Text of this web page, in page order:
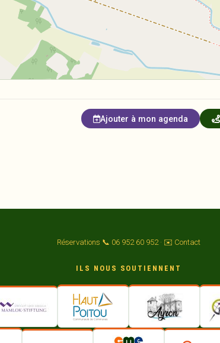
Ajouter à mon agenda
Réservations 📞 06 952 60 952 · ✉️ Contact